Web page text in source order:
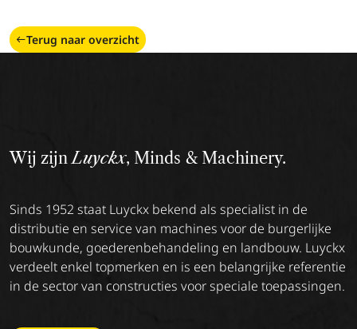
Terug naar overzicht
Wij zijnLuyckx, Minds & Machinery.
Sinds 1952 staat Luyckx bekend als specialist in de
distributie en service van machines voor de burgerlijke
bouwkunde, goederenbehandeling en landbouw. Luyckx
verdeelt enkel topmerken en is een belangrijke referentie
in de sector van constructies voor speciale toepassingen.